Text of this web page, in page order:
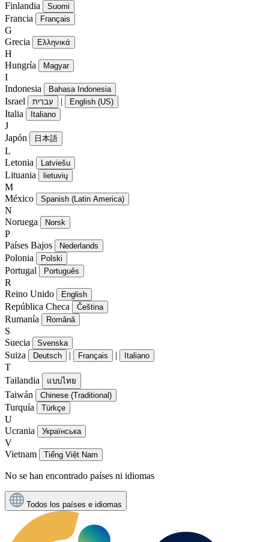
Finlandia
Suomi
Francia Français
G
Grecia
Ελληνικά
H
Hungría
Magyar
I
Indonesia
Bahasa Indonesia
Israel עִברִית | English (US)
Italia Italiano
J
Japón
日本語
L
Letonia
Latviešu
Lituania lietuvių
M
México
Spanish (Latin America)
N
Noruega
Norsk
P
Países Bajos
Nederlands
Polonia Polski
Portugal Português
R
Reino Unido
English
República Checa Čeština
Rumanía Română
S
Suecia
Svenska
Suiza Deutsch | Français | Italiano
T
Tailandia
แบบไทย
Taiwán Chinese (Traditional)
Turquía Türkçe
U
Ucrania
Українська
V
Vietnam
Tiếng Việt Nam
No se han encontrado países ni idiomas
Todos los países e idiomas